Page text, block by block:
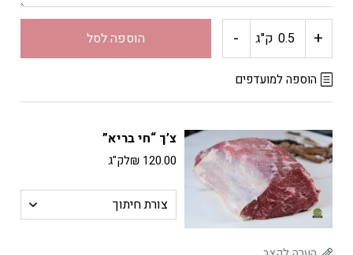
+ כמות
של
(ראפליה)
"חי
בריא"
ק"ג - הוספה לסל
הוספה למועדפים
צ’ך “חי בריא”
₪ 120.00 לק"ג